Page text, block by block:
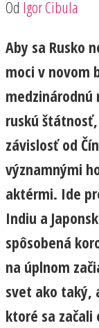
Od Igor Cibula
Aby sa Rusko
moci v novom
ruskú
závislosť od
významnými
aktérmi. Ide
Indiu a
spôsobená
na úplnom
svet ako taký,
ktoré sa